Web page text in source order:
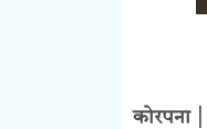
कोरपना |